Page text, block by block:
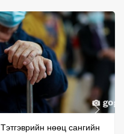
Тэтгэврийн нөөц сангийн